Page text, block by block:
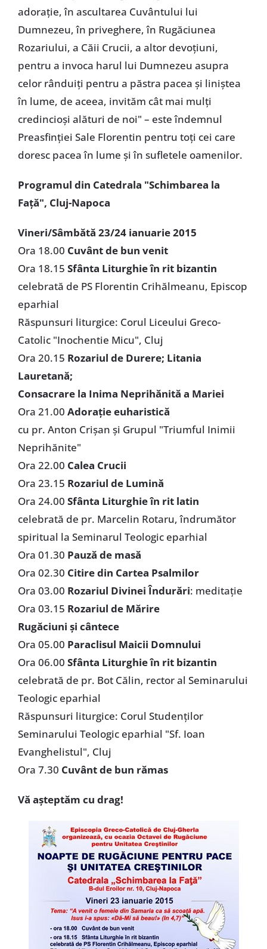
adoraţie, în ascultarea Cuvântului lui
Dumnezeu, în priveghere, în Rugăciunea
Rozariului, a Căii Crucii, a altor devoţiuni,
pentru a invoca harul lui Dumnezeu asupra
celor rânduiţi pentru a păstra pacea şi liniştea
în lume, de aceea, invităm cât mai mulţi
credincioşi alături de noi" – este îndemnul
Preasfinţiei Sale Florentin pentru toţi cei care
doresc pacea în lume şi în sufletele oamenilor.
Programul din Catedrala "Schimbarea la
Faţă", Cluj-Napoca
Vineri/Sâmbătă 23/24 ianuarie 2015
Ora 18.00 Cuvânt de bun venit
Ora 18.15 Sfânta Liturghie în rit bizantin
celebrată de PS Florentin Crihălmeanu, Episcop
eparhial
Răspunsuri liturgice: Corul Liceului Greco-
Catolic "Inochentie Micu", Cluj
Ora 20.15 Rozariul de Durere; Litania
Lauretană;
Consacrare la Inima Neprihănită a Mariei
Ora 21.00 Adoraţie euharistică
cu pr. Anton Crişan şi Grupul "Triumful Inimii
Neprihănite"
Ora 22.00 Calea Crucii
Ora 23.15 Rozariul de Lumină
Ora 24.00 Sfânta Liturghie în rit latin
celebrată de pr. Marcelin Rotaru, îndrumător
spiritual la Seminarul Teologic eparhial
Ora 01.30 Pauză de masă
Ora 02.30 Citire din Cartea Psalmilor
Ora 03.00 Rozariul Divinei Îndurări: meditaţie
Ora 03.15 Rozariul de Mărire
Rugăciuni şi cântece
Ora 05.00 Paraclisul Maicii Domnului
Ora 06.00 Sfânta Liturghie în rit bizantin
celebrată de pr. Bot Călin, rector al Seminarului
Teologic eparhial
Răspunsuri liturgice: Corul Studenţilor
Seminarului Teologic eparhial "Sf. Ioan
Evanghelistul", Cluj
Ora 7.30 Cuvânt de bun rămas
Vă aşteptăm cu drag!